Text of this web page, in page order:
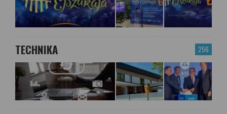
256
TECHNIKA